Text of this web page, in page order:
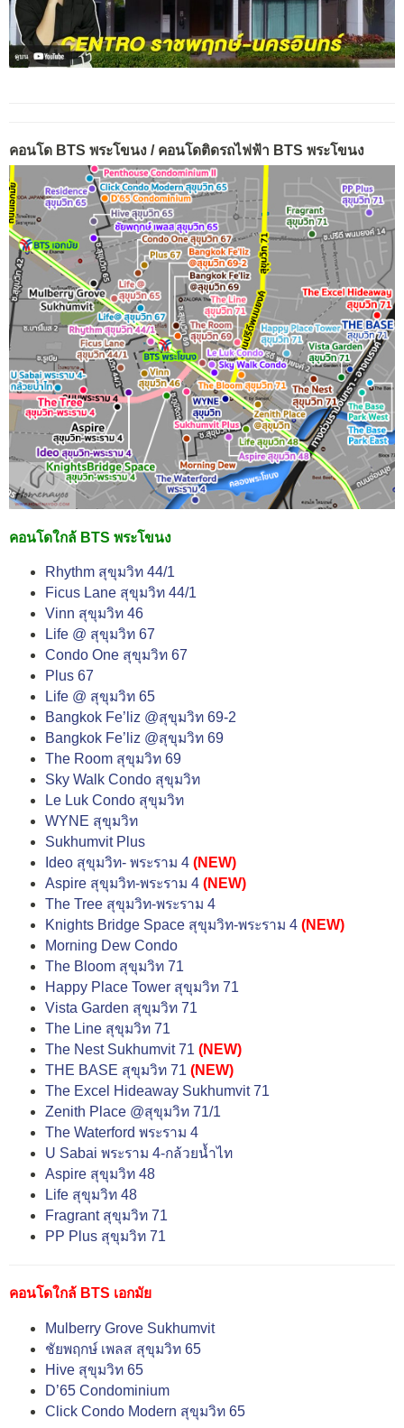
คอนโด BTS พระโขนง / คอนโดติดรถไฟฟ้า BTS พระโขนง
คอนโดใกล้ BTS พระโขนง
Rhythm สุขุมวิท 44/1
Ficus Lane สุขุมวิท 44/1
Vinn สุขุมวิท 46
Life @ สุขุมวิท 67
Condo One สุขุมวิท 67
Plus 67
Life @ สุขุมวิท 65
Bangkok Fe’liz @สุขุมวิท 69-2
Bangkok Fe’liz @สุขุมวิท 69
The Room สุขุมวิท 69
Sky Walk Condo สุขุมวิท
Le Luk Condo สุขุมวิท
WYNE สุขุมวิท
Sukhumvit Plus
Ideo สุขุมวิท- พระราม 4 (NEW)
Aspire สุขุมวิท-พระราม 4 (NEW)
The Tree สุขุมวิท-พระราม 4
Knights Bridge Space สุขุมวิท-พระราม 4 (NEW)
Morning Dew Condo
The Bloom สุขุมวิท 71
Happy Place Tower สุขุมวิท 71
Vista Garden สุขุมวิท 71
The Line สุขุมวิท 71
The Nest Sukhumvit 71 (NEW)
THE BASE สุขุมวิท 71 (NEW)
The Excel Hideaway Sukhumvit 71
Zenith Place @สุขุมวิท 71/1
The Waterford พระราม 4
U Sabai พระราม 4-กล้วยน้ำไท
Aspire สุขุมวิท 48
Life สุขุมวิท 48
Fragrant สุขุมวิท 71
PP Plus สุขุมวิท 71
คอนโดใกล้ BTS เอกมัย
Mulberry Grove Sukhumvit
ชัยพฤกษ์ เพลส สุขุมวิท 65
Hive สุขุมวิท 65
D’65 Condominium
Click Condo Modern สุขุมวิท 65